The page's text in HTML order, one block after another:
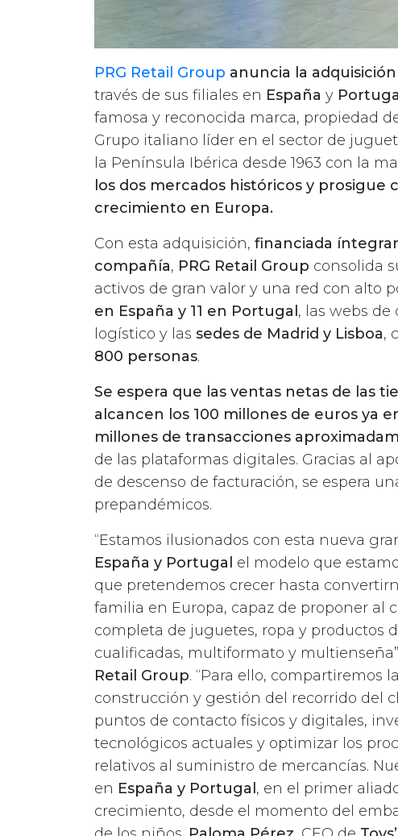
PRG Retail Group anuncia la adquisición
través de sus filiales en España y
famosa y reconocida marca, propiedad
Grupo italiano líder en el sector de
la Península Ibérica desde 1963 con la
los dos mercados históricos y
crecimiento en Europa.
Con esta adquisición, financiada
compañía, PRG Retail Group consolida
activos de gran valor y una red con alto
en España y 11 en Portugal, las webs
logístico y las sedes de Madrid y Lisboa,
800 personas.
Se espera que las ventas netas de las
alcancen los 100 millones de euros ya
millones de transacciones
de las plataformas digitales. Gracias al
de descenso de facturación, se espera
prepandémicos.
“Estamos ilusionados con esta nueva
España y Portugal el modelo que
que pretendemos crecer hasta
familia en Europa, capaz de proponer al
completa de juguetes, ropa y productos
cualificadas, multiformato y
Retail Group. “Para ello, compartiremos
construcción y gestión del recorrido del
puntos de contacto físicos y digitales,
tecnológicos actuales y optimizar los
relativos al suministro de mercancías.
en España y Portugal, en el primer
crecimiento, desde el momento del